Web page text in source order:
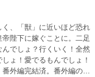
、「獣」に近いほど恐れ
陛下に嫁ぐことに。二足
でしょ？行くいく！全然
ょ！愛でるもんでしょ！
外編完結済。番外編のタ